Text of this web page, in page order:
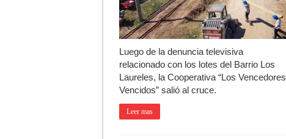
Luego de la denuncia televisiva
relacionado con los lotes del Barrio Los
Laureles, la Cooperativa “Los Vencedores
Vencidos” salió al cruce.
Leer mas